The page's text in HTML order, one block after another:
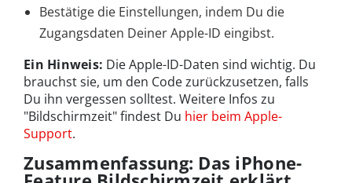
Bestätige die Einstellungen, indem Du die
Zugangsdaten Deiner Apple-ID eingibst.
Ein Hinweis: Die Apple-ID-Daten sind wichtig. Du
brauchst sie, um den Code zurückzusetzen, falls
Du ihn vergessen solltest. Weitere Infos zu
"Bildschirmzeit" findest Du hier beim Apple-
Support.
Zusammenfassung: Das iPhone-